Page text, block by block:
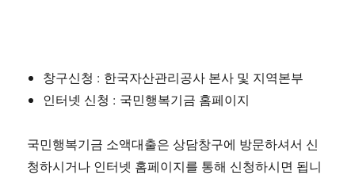
창구신청 : 한국자산관리공사 본사 및 지역본부
인터넷 신청 : 국민행복기금 홈페이지
국민행복기금 소액대출은 상담창구에 방문하셔서 신
청하시거나 인터넷 홈페이지를 통해 신청하시면 됩니